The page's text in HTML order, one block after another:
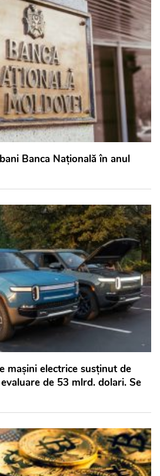
Banca Națională în anul
maşini electrice susţinut de
de 53 mlrd. dolari. Se